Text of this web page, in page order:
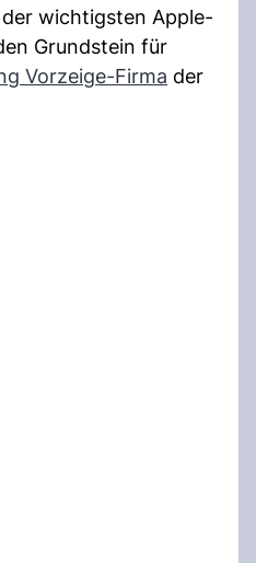
wichtigsten Apple-
Grundstein für
Vorzeige-Firma der